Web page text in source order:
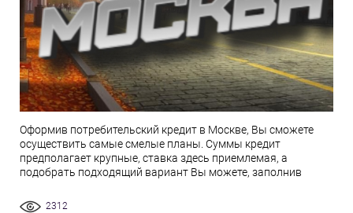
Оформив потребительский кредит в Москве, Вы сможете
осуществить самые смелые планы. Суммы кредит
предполагает крупные, ставка здесь приемлемая, а
подобрать подходящий вариант Вы можете, заполнив
2312